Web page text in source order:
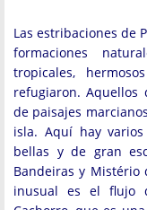
Las estribaciones de
formaciones
tropicales,
refugiaron. Aquellos
de paisajes
isla. Aquí hay
bellas y de gran
Bandeiras y Mistério
inusual es el flujo